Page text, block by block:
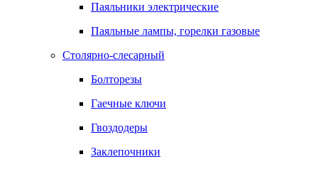
Паяльники электрические
Паяльные лампы, горелки газовые
Столярно-слесарный
Болторезы
Гаечные ключи
Гвоздодеры
Заклепочники